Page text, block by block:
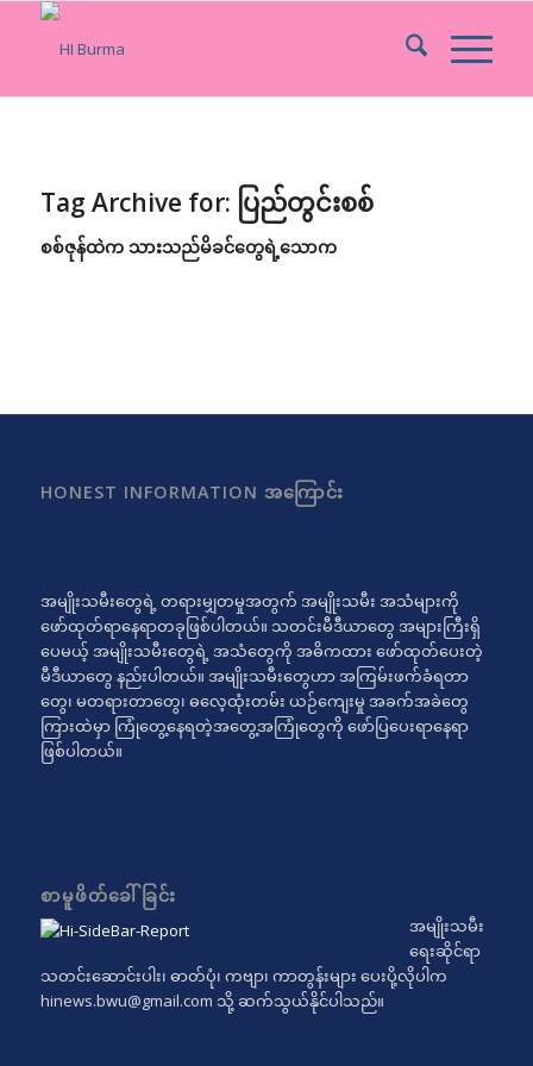
Tag Archive for: ပြည်တွင်းစစ်
စစ်ဇုန်ထဲက သားသည်မိခင်တွေရဲ့သောက
HONEST INFORMATION အကြောင်း
အမျိုးသမီးတွေရဲ့ တရားမျှတမှုအတွက် အမျိုးသမီး အသံများကို
ဖော်ထုတ်ရာနေရာတခုဖြစ်ပါတယ်။ သတင်းမီဒီယာတွေ အများကြီးရှိ
ပေမယ့် အမျိုးသမီးတွေရဲ့ အသံတွေကို အဓိကထား ဖော်ထုတ်ပေးတဲ့
မီဒီယာတွေ နည်းပါတယ်။ အမျိုးသမီးတွေဟာ အကြမ်းဖက်ခံရတာ
တွေ၊ မတရားတာတွေ၊ ဓလေ့ထုံးတမ်း ယဉ်ကျေးမှု အခက်အခဲတွေ
ကြားထဲမှာ ကြုံတွေ့နေရတဲ့အတွေ့အကြုံတွေကို ဖော်ပြပေးရာနေရာ
ဖြစ်ပါတယ်။
စာမူဖိတ်ခေါ်ခြင်း
အမျိုးသမီး
ရေးဆိုင်ရာ
သတင်းဆောင်းပါး၊ ဓာတ်ပုံ၊ ကဗျာ၊ ကာတွန်းများ ပေးပို့လိုပါက
hinews.bwu@gmail.com သို့ ဆက်သွယ်နိုင်ပါသည်။